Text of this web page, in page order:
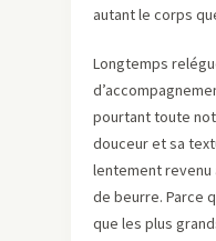
autant le corps
Longtemps
pourtant toute
douceur et sa
lentement revenu
de beurre. Parce
que les plus